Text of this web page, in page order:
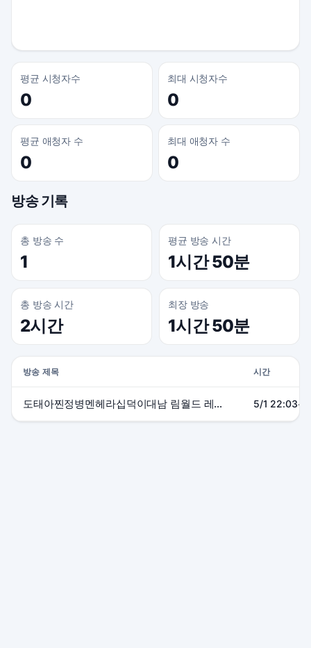
평균 시청자수
0
최대 시청자수
0
평균 애청자 수
0
최대 애청자 수
0
방송 기록
총 방송 수
1
평균 방송 시간
1시간 50분
총 방송 시간
2시간
최장 방송
1시간 50분
방송 제목 시간
도태아찐정병멘헤라십덕이대남 림월드 레츠고 5/1